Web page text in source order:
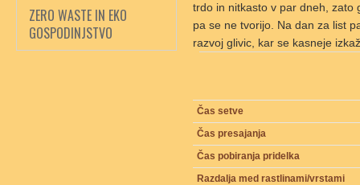
ZERO WASTE IN EKO
GOSPODINJSTVO
trdo in nitkasto v par dneh, zato
pa se ne tvorijo. Na dan za list
razvoj glivic, kar se kasneje
Čas setve
Čas presajanja
Čas pobiranja pridelka
Razdalja med rastlinami/vrstami